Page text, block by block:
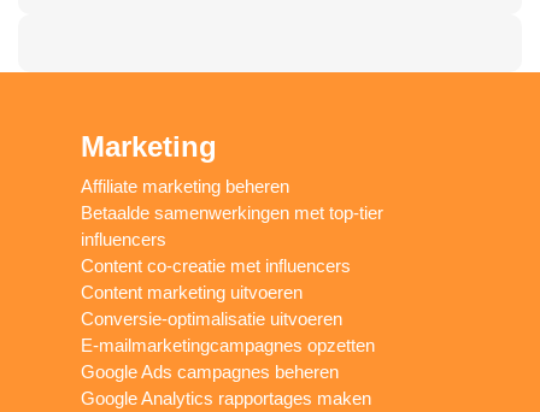
Marketing
Affiliate marketing beheren
Betaalde samenwerkingen met top-tier
influencers
Content co-creatie met influencers
Content marketing uitvoeren
Conversie-optimalisatie uitvoeren
E-mailmarketingcampagnes opzetten
Google Ads campagnes beheren
Google Analytics rapportages maken